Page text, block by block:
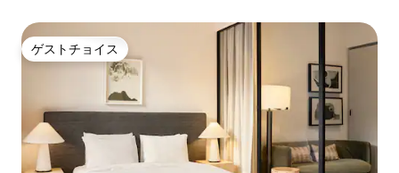
ゲストチョイス
ゲストチョイス